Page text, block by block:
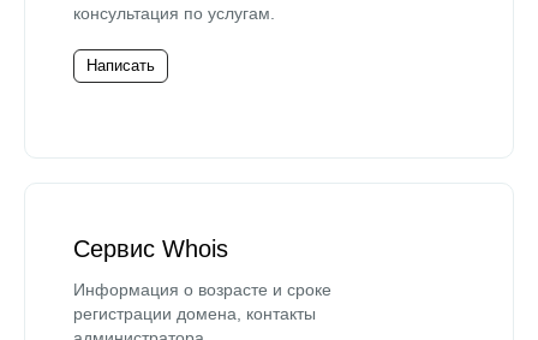
консультация по услугам.
Написать
Сервис Whois
Информация о возрасте и сроке
регистрации домена, контакты